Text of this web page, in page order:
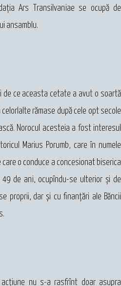
Ars Transilvaniae se ocupă de
ansamblu.
de ce aceasta cetate a avut o soartă
rămase după cele opt secole
Norocul acesteia a fost interesul
Marius Porumb, care în numele
o conduce a concesionat biserica
de ani, ocupîndu-se ulterior şi de
proprii, dar şi cu finanţări ale Băncii
nu s-a rasfrînt doar asupra